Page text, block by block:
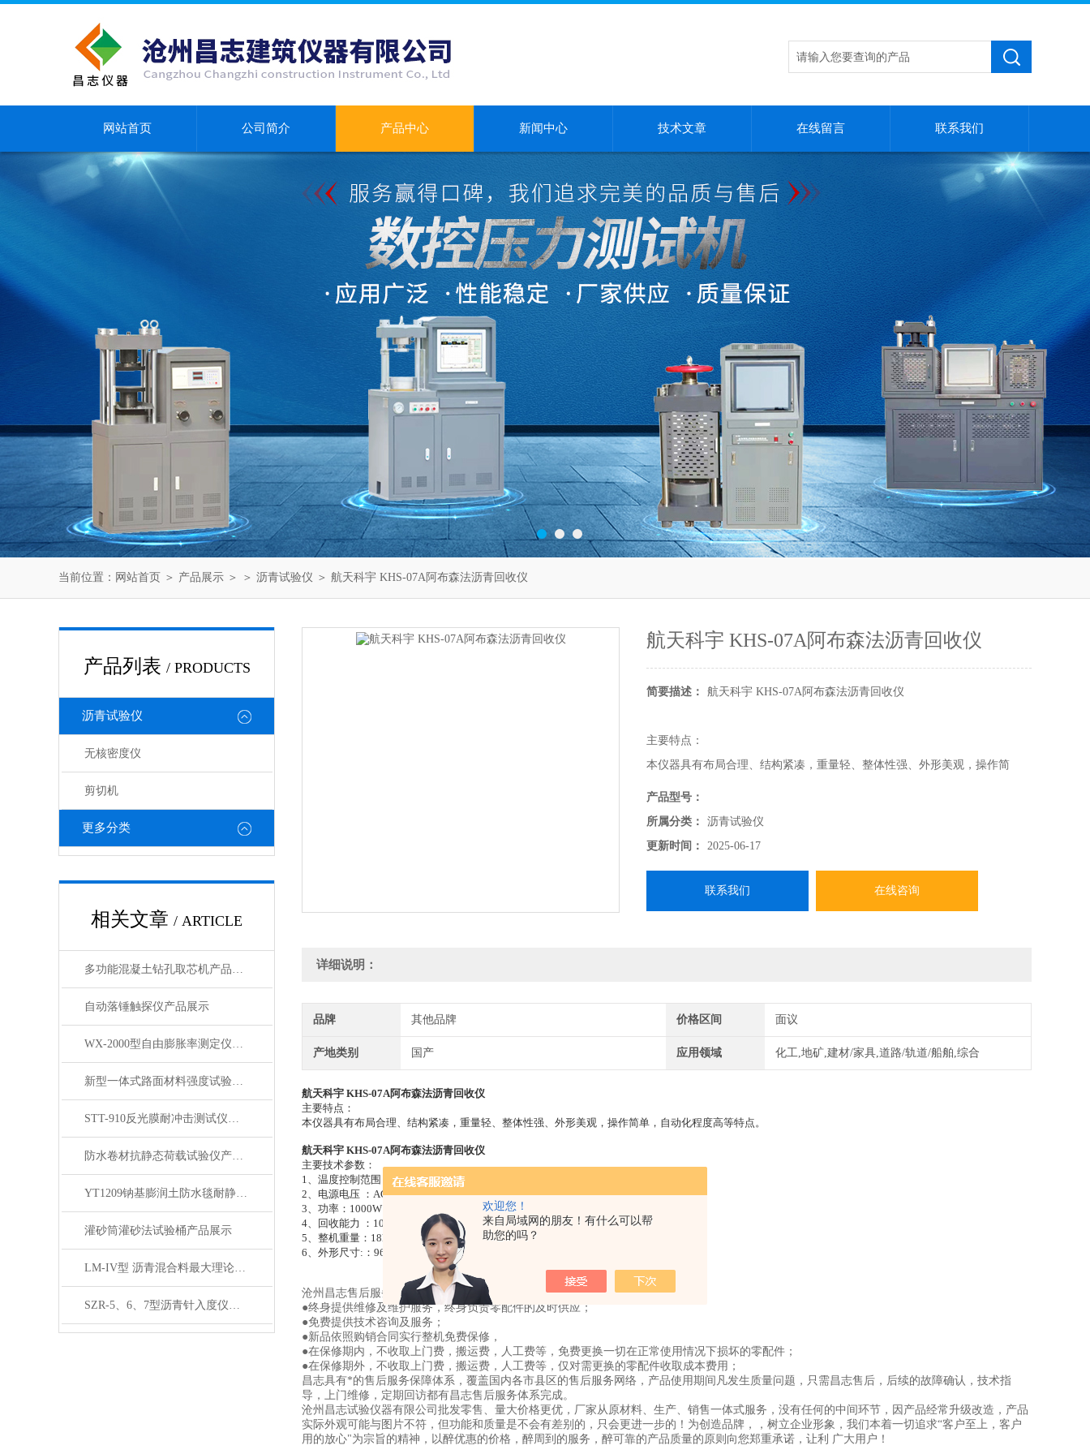
欢迎您！
来自局域网的朋友！有什么可以帮
助您的吗？
网站首页 公司简介 产品中心 新闻中心 技术文章 在线留言 联系我们
当前位置： 网站首页 ＞ 产品展示 ＞ ＞ 沥青试验仪 ＞ 航天科宇 KHS-07A阿布森法沥青回收仪
产品列表 / PRODUCTS
沥青试验仪
无核密度仪
剪切机
更多分类
相关文章 / ARTICLE
多功能混凝土钻孔取芯机产品展示
自动落锤触探仪产品展示
WX-2000型自由膨胀率测定仪产品展示
新型一体式路面材料强度试验机产品展示
STT-910反光膜耐冲击测试仪产品展示
防水卷材抗静态荷载试验仪产品展示
YT1209钠基膨润土防水毯耐静水压测定仪产品展示
灌砂筒灌砂法试验桶产品展示
LM-IV型 沥青混合料最大理论密度仪 (屏显全自动）展示
SZR-5、6、7型沥青针入度仪产品展示
航天科宇 KHS-07A阿布森法沥青回收仪
简要描述： 航天科宇 KHS-07A阿布森法沥青回收仪
主要特点：
本仪器具有布局合理、结构紧凑，重量轻、整体性强、外形美观，操作简
单，自动化程度高等特点。
产品型号：
所属分类：
沥青试验仪
更新时间：
2025-06-17
联系我们 在线咨询
详细说明：
品牌 其他品牌 价格区间 面议
产地类别 国产 应用领域 化工,地矿,建材/家具,道路/轨道/船舶,综合
航天科宇 KHS-07A阿布森法沥青回收仪
主要特点：
本仪器具有布局合理、结构紧凑，重量轻、整体性强、外形美观，操作简单，自动化程度高等特点。
航天科宇 KHS-07A阿布森法沥青回收仪
主要技术参数：
1、温度控制范围 ：室温~ 200 ℃
2、电源电压 ：AC220V/50Hz
3、功率：1000W
4、回收能力 ：10L / h
5、整机重量：18kg
6、外形尺寸:：960×600×500mm（长×宽×高）
沧州昌志售后服务宗旨：
●终身提供维修及维护服务，终身负责零配件的及时供应；
●免费提供技术咨询及服务；
●新品依照购销合同实行整机免费保修，
●在保修期内，不收取上门费，搬运费，人工费等，免费更换一切在正常使用情况下损坏的零配件；
●在保修期外，不收取上门费，搬运费，人工费等，仅对需更换的零配件收取成本费用；
昌志具有*的售后服务保障体系，覆盖国内各市县区的售后服务网络，产品使用期间凡发生质量问题，只需昌志售后，后续的故障确认，技术指
导，上门维修，定期回访都有昌志售后服务体系完成。
沧州昌志试验仪器有限公司批发零售、量大价格更优，厂家从原材料、生产、销售一体式服务，没有任何的中间环节，因产品经常升级改造，产品
实际外观可能与图片不符，但功能和质量是不会有差别的，只会更进一步的！为创造品牌，，树立企业形象，我们本着一切追求“客户至上，客户
用的放心"为宗旨的精神，以醉优惠的价格，醉周到的服务，醉可靠的产品质量的原则向您郑重承诺，让利 广大用户！